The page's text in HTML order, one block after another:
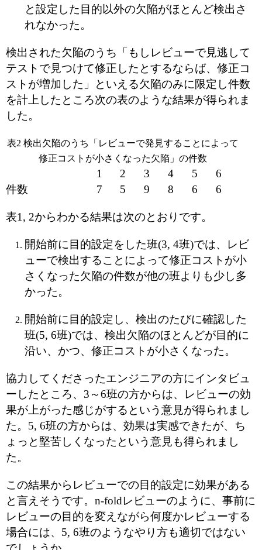
と設定した目的以外の欠陥がほとんど検出さ
れなかった。
検出された欠陥のうち「もしレビューで見逃して
テストで見つけて修正したとするならば、修正コ
ストが増加した」といえる欠陥のみに限定し件数
を計上したところ次の表のような結果が得られま
した。
表2 検出欠陥のうち「レビューで発見することによって
修正コストが小さくなった欠陥」の件数
1 2 3 4 5
6
件数
7 5 9 8 6 6
表1, 2からわかる結果は次のとおりです。
開始前に目的設定をした班(3, 4班)では、レビ
ューで検出することによって修正コストが小
さくなった欠陥の件数が他の班よりも少し多
かった。
開始前に目的設定し、検出のたびに確認した
班(5, 6班)では、検出欠陥のほとんどが目的に
沿い、かつ、修正コストが小さくなった。
協力してくださったエンジニアの方にインタビュ
ーしたところ、3～6班の方からは、レビューの効
果が上がった感じがするという意見が得られまし
た。5, 6班の方からは、効果は実感できたが、ち
ょっと堅苦しくなったという意見も得られまし
た。
この結果からレビューでの目的設定に効果がある
と言えそうです。 n-foldレビューのように、事前に
レビューの目的を変えながら何度かレビューする
場合には、5, 6班のようなやり方も適切ではない